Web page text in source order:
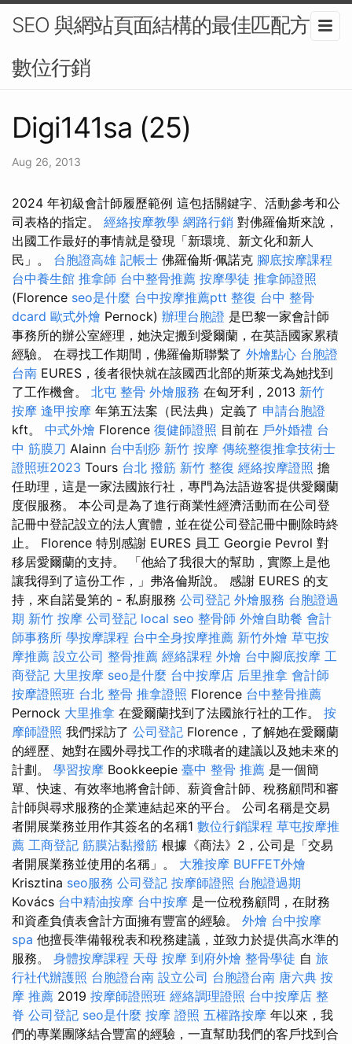
SEO 與網站頁面結構的最佳匹配方案-
數位行銷
Digi141sa (25)
Aug 26, 2013
2024 年初級會計師履歷範例 這包括關鍵字、活動參考和公
司表格的指定。 經絡按摩教學 網路行銷 對佛羅倫斯來說，
出國工作最好的事情就是發現「新環境、新文化和新人
民」。 台胞證高雄 記帳士 佛羅倫斯·佩諾克 腳底按摩課程
台中養生館 推拿師 台中整骨推薦 按摩學徒 推拿師證照
(Florence seo是什麼 台中按摩推薦ptt 整復 台中 整骨
dcard 歐式外燴 Pernock) 辦理台胞證 是巴黎一家會計師
事務所的辦公室經理，她決定搬到愛爾蘭，在英語國家累積
經驗。 在尋找工作期間，佛羅倫斯聯繫了 外燴點心 台胞證
台南 EURES，後者很快就在該國西北部的斯萊戈為她找到
了工作機會。 北屯 整骨 外燴服務 在匈牙利，2013 新竹
按摩 逢甲按摩 年第五法案（民法典）定義了 申請台胞證
kft。 中式外燴 Florence 復健師證照 目前在 戶外婚禮 台
中 筋膜刀 Alainn 台中刮痧 新竹 按摩 傳統整復推拿技術士
證照班2023 Tours 台北 撥筋 新竹 整復 經絡按摩證照 擔
任助理，這是一家法國旅行社，專門為法語遊客提供愛爾蘭
度假服務。 本公司是為了進行商業性經濟活動而在公司登
記冊中登記設立的法人實體，並在從公司登記冊中刪除時終
止。 Florence 特別感謝 EURES 員工 Georgie Pevrol 對
移居愛爾蘭的支持。 「他給了我很大的幫助，實際上是他
讓我得到了這份工作，」弗洛倫斯說。 感謝 EURES 的支
持，來自諾曼第的 - 私廚服務 公司登記 外燴服務 台胞證過
期 新竹 按摩 公司登記 local seo 整骨師 外燴自助餐 會計
師事務所 學按摩課程 台中全身按摩推薦 新竹外燴 草屯按
摩推薦 設立公司 整骨推薦 經絡課程 外燴 台中腳底按摩 工
商登記 大里按摩 seo是什麼 台中按摩店 后里推拿 會計師
按摩證照班 台北 整骨 推拿證照 Florence 台中整骨推薦
Pernock 大里推拿 在愛爾蘭找到了法國旅行社的工作。 按
摩師證照 我們採訪了 公司登記 Florence，了解她在愛爾蘭
的經歷、她對在國外尋找工作的求職者的建議以及她未來的
計劃。 學習按摩 Bookkeepie 臺中 整骨 推薦 是一個簡
單、快速、有效率地將會計師、薪資會計師、稅務顧問和審
計師與尋求服務的企業連結起來的平台。 公司名稱是交易
者開展業務並用作其簽名的名稱1 數位行銷課程 草屯按摩推
薦 工商登記 筋膜沾黏撥筋 根據《商法》2，公司是「交易
者開展業務並使用的名稱」。 大雅按摩 BUFFET外燴
Krisztina seo服務 公司登記 按摩師證照 台胞證過期
Kovács 台中精油按摩 台中按摩 是一位稅務顧問，在財務
和資產負債表會計方面擁有豐富的經驗。 外燴 台中按摩
spa 他擅長準備報稅表和稅務建議，並致力於提供高水準的
服務。 身體按摩課程 天母 按摩 到府外燴 整骨學徒 自 旅
行社代辦護照 台胞證台南 設立公司 台胞證台南 唐六典 按
摩 推薦 2019 按摩師證照班 經絡調理證照 台中按摩店 整
脊 公司登記 seo是什麼 按摩 證照 五權路按摩 年以來，我
們的專業團隊結合豐富的經驗，一直幫助我們的客戶找到合